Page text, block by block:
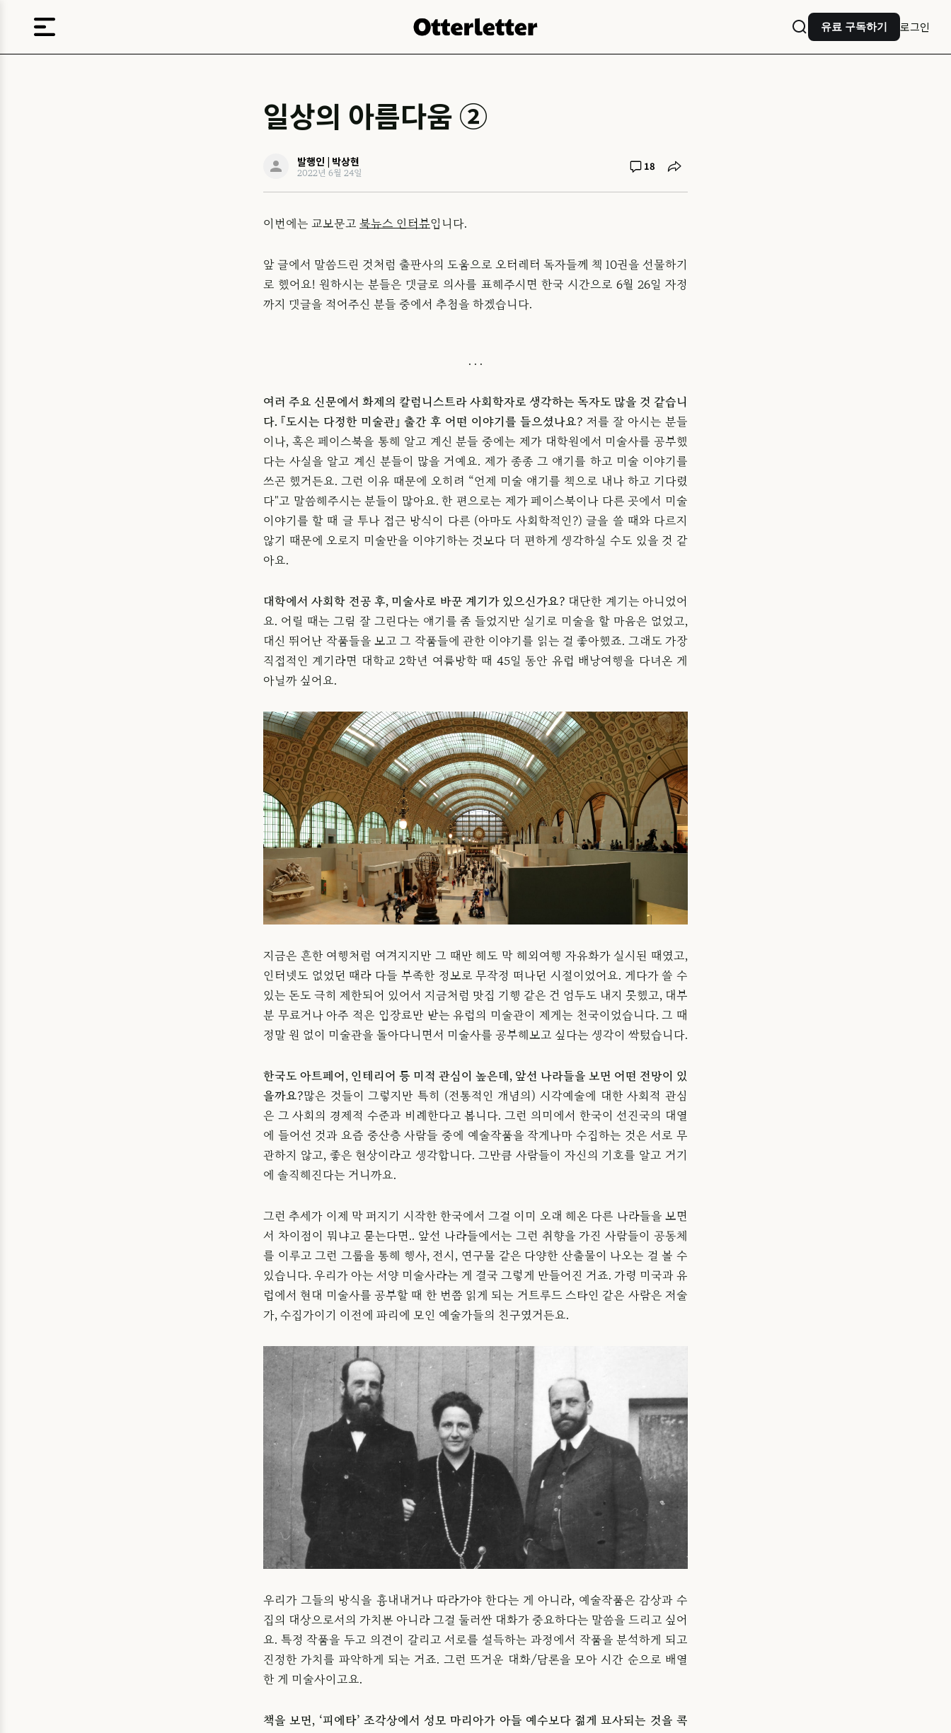
유료 구독하기 로그인
일상의 아름다움 ②
발행인 | 박상현
2022년 6월 24일 18
이번에는 교보문고 북뉴스 인터뷰입니다.
앞 글에서 말씀드린 것처럼 출판사의 도움으로 오터레터 독자들께 책 10권을 선물하기
로 했어요! 원하시는 분들은 댓글로 의사를 표해주시면 한국 시간으로 6월 26일 자정
까지 댓글을 적어주신 분들 중에서 추첨을 하겠습니다.
여러 주요 신문에서 화제의 칼럼니스트라 사회학자로 생각하는 독자도 많을 것 같습니
다. 『도시는 다정한 미술관』 출간 후 어떤 이야기를 들으셨나요? 저를 잘 아시는 분들
이나, 혹은 페이스북을 통해 알고 계신 분들 중에는 제가 대학원에서 미술사를 공부했
다는 사실을 알고 계신 분들이 많을 거예요. 제가 종종 그 얘기를 하고 미술 이야기를
쓰곤 했거든요. 그런 이유 때문에 오히려 “언제 미술 얘기를 책으로 내나 하고 기다렸
다"고 말씀해주시는 분들이 많아요. 한 편으로는 제가 페이스북이나 다른 곳에서 미술
이야기를 할 때 글 투나 접근 방식이 다른 (아마도 사회학적인?) 글을 쓸 때와 다르지
않기 때문에 오로지 미술만을 이야기하는 것보다 더 편하게 생각하실 수도 있을 것 같
아요.
대학에서 사회학 전공 후, 미술사로 바꾼 계기가 있으신가요? 대단한 계기는 아니었어
요. 어릴 때는 그림 잘 그린다는 얘기를 좀 들었지만 실기로 미술을 할 마음은 없었고,
대신 뛰어난 작품들을 보고 그 작품들에 관한 이야기를 읽는 걸 좋아했죠. 그래도 가장
직접적인 계기라면 대학교 2학년 여름방학 때 45일 동안 유럽 배낭여행을 다녀온 게
아닐까 싶어요.
지금은 흔한 여행처럼 여겨지지만 그 때만 해도 막 해외여행 자유화가 실시된 때였고,
인터넷도 없었던 때라 다들 부족한 정보로 무작정 떠나던 시절이었어요. 게다가 쓸 수
있는 돈도 극히 제한되어 있어서 지금처럼 맛집 기행 같은 건 엄두도 내지 못했고, 대부
분 무료거나 아주 적은 입장료만 받는 유럽의 미술관이 제게는 천국이었습니다. 그 때
정말 원 없이 미술관을 돌아다니면서 미술사를 공부해보고 싶다는 생각이 싹텄습니다.
한국도 아트페어, 인테리어 등 미적 관심이 높은데, 앞선 나라들을 보면 어떤 전망이 있
을까요?많은 것들이 그렇지만 특히 (전통적인 개념의) 시각예술에 대한 사회적 관심
은 그 사회의 경제적 수준과 비례한다고 봅니다. 그런 의미에서 한국이 선진국의 대열
에 들어선 것과 요즘 중산층 사람들 중에 예술작품을 작게나마 수집하는 것은 서로 무
관하지 않고, 좋은 현상이라고 생각합니다. 그만큼 사람들이 자신의 기호를 알고 거기
에 솔직해진다는 거니까요.
그런 추세가 이제 막 퍼지기 시작한 한국에서 그걸 이미 오래 해온 다른 나라들을 보면
서 차이점이 뭐냐고 묻는다면.. 앞선 나라들에서는 그런 취향을 가진 사람들이 공동체
를 이루고 그런 그룹을 통해 행사, 전시, 연구물 같은 다양한 산출물이 나오는 걸 볼 수
있습니다. 우리가 아는 서양 미술사라는 게 결국 그렇게 만들어진 거죠. 가령 미국과 유
럽에서 현대 미술사를 공부할 때 한 번쯤 읽게 되는 거트루드 스타인 같은 사람은 저술
가, 수집가이기 이전에 파리에 모인 예술가들의 친구였거든요.
우리가 그들의 방식을 흉내내거나 따라가야 한다는 게 아니라, 예술작품은 감상과 수
집의 대상으로서의 가치뿐 아니라 그걸 둘러싼 대화가 중요하다는 말씀을 드리고 싶어
요. 특정 작품을 두고 의견이 갈리고 서로를 설득하는 과정에서 작품을 분석하게 되고
진정한 가치를 파악하게 되는 거죠. 그런 뜨거운 대화/담론을 모아 시간 순으로 배열
한 게 미술사이고요.
책을 보면, ‘피에타’ 조각상에서 성모 마리아가 아들 예수보다 젊게 묘사되는 것을 콕